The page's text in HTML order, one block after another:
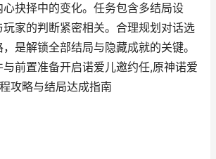
抉择中的变化。任务包含多结局设
家的判断紧密相关。合理规划对话选
是解锁全部结局与隐藏成就的关键。
前置准备开启诺爱儿邀约任,原神诺爱
攻略与结局达成指南